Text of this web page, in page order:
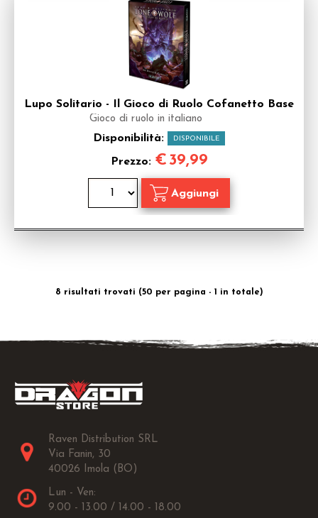
Lupo Solitario - Il Gioco di Ruolo Cofanetto Base
Gioco di ruolo in italiano
Disponibilità: DISPONIBILE
Prezzo: € 39,99
8 risultati trovati (50 per pagina - 1 in totale)
Raven Distribution SRL
Via Fanin, 30
40026 Imola (BO)
Lun - Ven:
9.00 - 13.00 / 14.00 - 18.00